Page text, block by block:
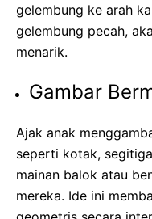
gelembung ke arah
gelembung pecah,
menarik.
Gambar
Ajak anak
seperti kotak,
mainan balok atau
mereka. Ide ini